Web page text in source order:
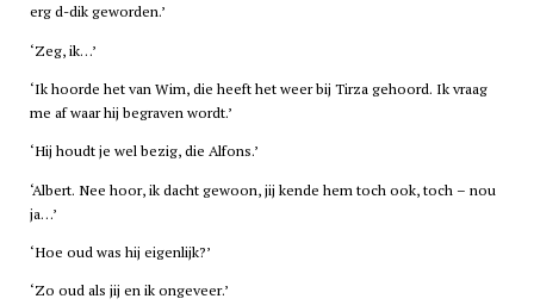
erg d-dik geworden.’
‘Zeg, ik…’
‘Ik hoorde het van Wim, die heeft het weer bij Tirza gehoord. Ik vraag
me af waar hij begraven wordt.’
‘Hij houdt je wel bezig, die Alfons.’
‘Albert. Nee hoor, ik dacht gewoon, jij kende hem toch ook, toch – nou
ja…’
‘Hoe oud was hij eigenlijk?’
‘Zo oud als jij en ik ongeveer.’